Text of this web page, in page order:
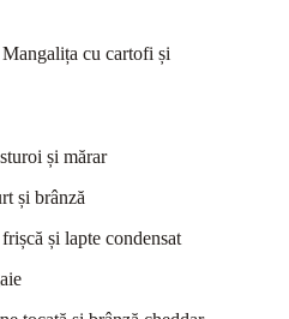
cu cartofi și
și mărar
și brânză
și lapte condensat